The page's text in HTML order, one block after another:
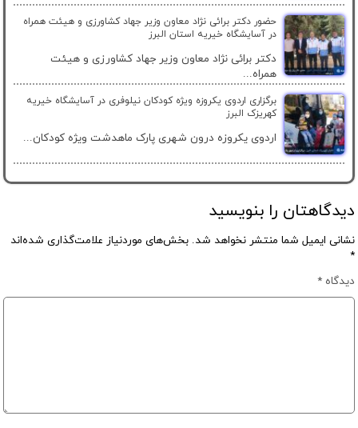
حضور دکتر برائی نژاد معاون وزیر جهاد کشاورزی و هیئت همراه
در آسایشگاه خیریه استان البرز
دکتر برائی نژاد معاون وزیر جهاد کشاورزی و هیئت
همراه...
برگزاری اردوی یکروزه ویژه کودکان نیلوفری در آسایشگاه خیریه
کهریزک البرز
اردوی یکروزه درون شهری پارک ماهدشت ویژه کودکان...
دیدگاهتان را بنویسید
نشانی ایمیل شما منتشر نخواهد شد. بخش‌های موردنیاز علامت‌گذاری شده‌اند
*
دیدگاه*